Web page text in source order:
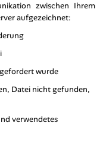
zwischen Ihrem
aufgezeichnet:
wurde
Datei nicht gefunden,
verwendetes